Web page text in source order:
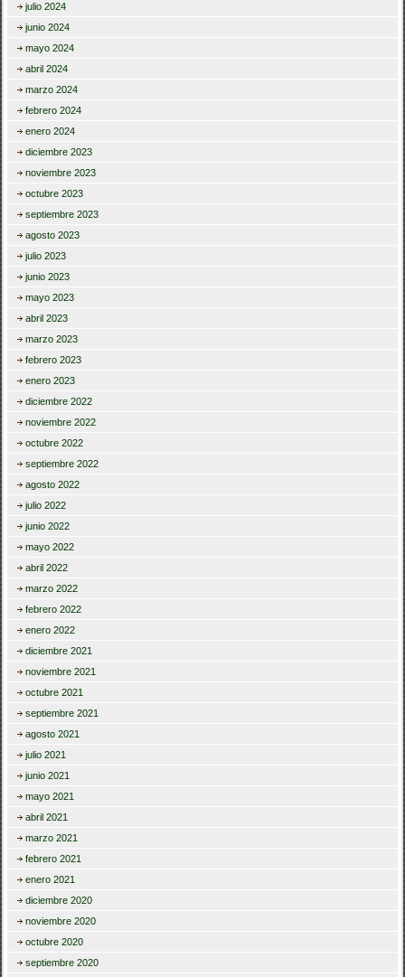
julio 2024
junio 2024
mayo 2024
abril 2024
marzo 2024
febrero 2024
enero 2024
diciembre 2023
noviembre 2023
octubre 2023
septiembre 2023
agosto 2023
julio 2023
junio 2023
mayo 2023
abril 2023
marzo 2023
febrero 2023
enero 2023
diciembre 2022
noviembre 2022
octubre 2022
septiembre 2022
agosto 2022
julio 2022
junio 2022
mayo 2022
abril 2022
marzo 2022
febrero 2022
enero 2022
diciembre 2021
noviembre 2021
octubre 2021
septiembre 2021
agosto 2021
julio 2021
junio 2021
mayo 2021
abril 2021
marzo 2021
febrero 2021
enero 2021
diciembre 2020
noviembre 2020
octubre 2020
septiembre 2020